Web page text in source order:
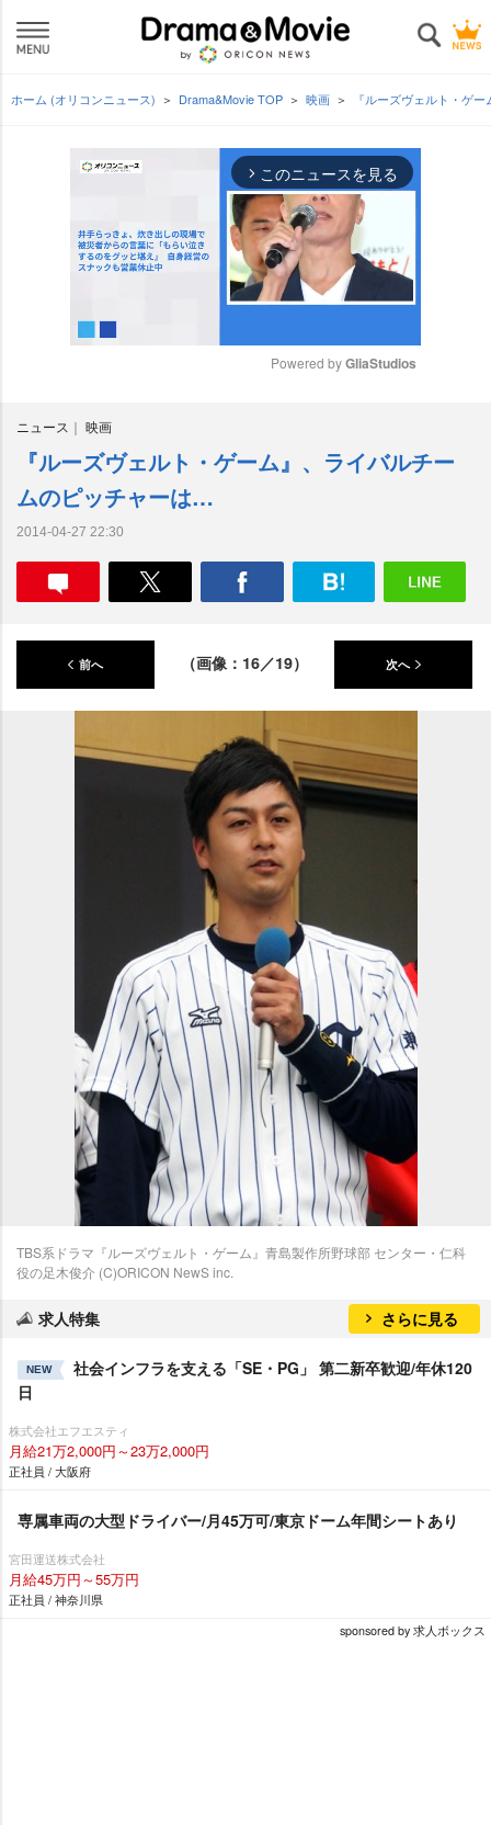
ホーム (オリコンニュース) Drama&Movie TOP 映画 『ルーズヴェルト・ゲ
arrow_forward_ios このニュースを見る
e
Powered by GliaStudios
ニュース 映画
『ルーズヴェルト・ゲーム』、ライバルチー
ムのピッチャーは…
2014-04-27 22:30
前へ （画像：16／19） 次へ
TBS系ドラマ『ルーズヴェルト・ゲーム』青島製作所野球部 センター・仁科
役の足木俊介 (C)ORICON NewS inc.
求人特集 さらに見る
NEW
社会インフラを支える「SE・PG」 第二新卒歓迎/年休120
日
株式会社エフエスティ
月給21万2,000円～23万2,000円
正社員 / 大阪府
専属車両の大型ドライバー/月45万可/東京ドーム年間シートあり
宮田運送株式会社
月給45万円～55万円
正社員 / 神奈川県
sponsored by 求人ボックス